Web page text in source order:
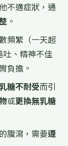
不適症狀，通
。
頻繁（一天超
吐、精神不佳
負擔。
糖不耐受而引
或更換無乳糖
腹瀉，需要遵